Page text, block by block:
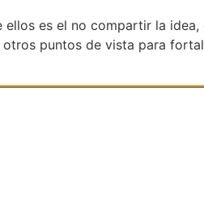
es el no compartir la idea,
puntos de vista para